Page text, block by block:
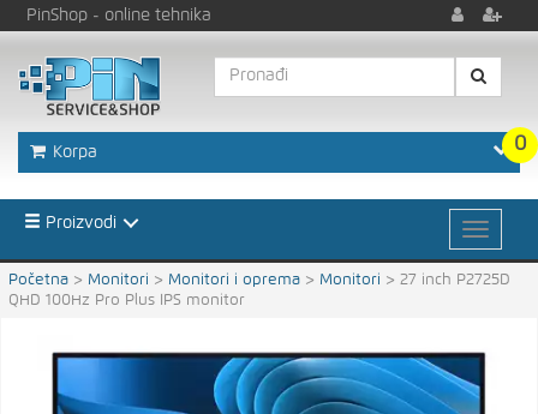
PinShop - online tehnika
0
Korpa
Proizvodi
Početna > Monitori > Monitori i oprema > Monitori >27 inch P2725D
QHD 100Hz Pro Plus IPS monitor